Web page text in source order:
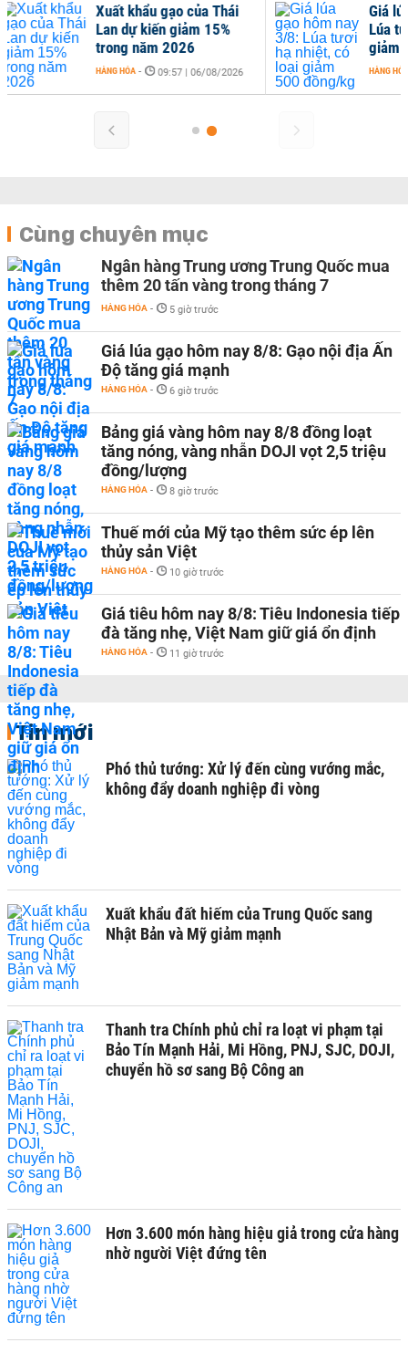
gạo của Thái
kiến giảm 15%
2026
- 09:57 | 06/08/2026
Giá lúa gạo hôm nay 3/8:
Lúa tươi hạ nhiệt, có loại
giảm 500 đồng/kg
HÀNG HÓA - 13:45 | 03/08/2026
Cùng chuyên mục
Ngân hàng Trung ương Trung Quốc mua
thêm 20 tấn vàng trong tháng 7
HÀNG HÓA - 5 giờ trước
Giá lúa gạo hôm nay 8/8: Gạo nội địa Ấn
Độ tăng giá mạnh
HÀNG HÓA - 6 giờ trước
Bảng giá vàng hôm nay 8/8 đồng loạt
tăng nóng, vàng nhẫn DOJI vọt 2,5 triệu
đồng/lượng
HÀNG HÓA - 8 giờ trước
Thuế mới của Mỹ tạo thêm sức ép lên
thủy sản Việt
HÀNG HÓA - 10 giờ trước
Giá tiêu hôm nay 8/8: Tiêu Indonesia tiếp
đà tăng nhẹ, Việt Nam giữ giá ổn định
HÀNG HÓA - 11 giờ trước
Tin mới
Phó thủ tướng: Xử lý đến cùng vướng mắc,
không đẩy doanh nghiệp đi vòng
Xuất khẩu đất hiếm của Trung Quốc sang
Nhật Bản và Mỹ giảm mạnh
Thanh tra Chính phủ chỉ ra loạt vi phạm tại
Bảo Tín Mạnh Hải, Mi Hồng, PNJ, SJC, DOJI,
chuyển hồ sơ sang Bộ Công an
Hơn 3.600 món hàng hiệu giả trong cửa hàng
nhờ người Việt đứng tên